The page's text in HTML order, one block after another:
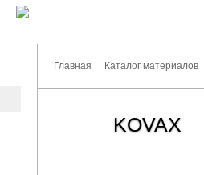
Главная Каталог материалов
KOVAX